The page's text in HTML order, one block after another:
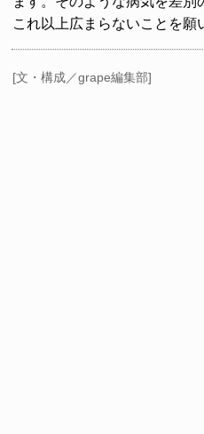
これ以上広まらないことを願
[文・構成／grape編集部]